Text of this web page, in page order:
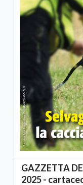
GAZZETTA
2025 -